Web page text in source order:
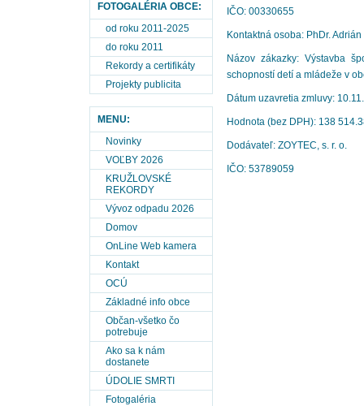
FOTOGALÉRIA OBCE:
od roku 2011-2025
do roku 2011
Rekordy a certifikáty
Projekty publicita
MENU:
Novinky
VOĽBY 2026
KRUŽLOVSKÉ
REKORDY
Vývoz odpadu 2026
Domov
OnLine Web kamera
Kontakt
OCÚ
Základné info obce
Občan-všetko čo
potrebuje
Ako sa k nám
dostanete
ÚDOLIE SMRTI
Fotogaléria
IČO: 00330655
Kontaktná osoba: PhDr. Adrián
Názov zákazky: Výstavba
schopností detí a mládeže v
Dátum uzavretia zmluvy:
Hodnota (bez DPH): 138
Dodávateľ: ZOYTEC, s. r. o.
IČO: 53789059